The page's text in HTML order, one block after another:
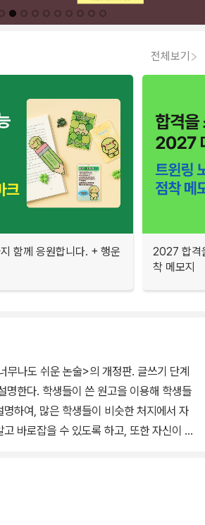
전체보기
함께 응원합니다. + 행운
2027 합격
착 메모지
나도 쉬운 논술>의 개정판. 글쓰기 단계
명한다. 학생들이 쓴 원고을 이용해 학생들
하여, 많은 학생들이 비슷한 처지에서 자
바로잡을 수 있도록 하고, 또한 자신이 쓴